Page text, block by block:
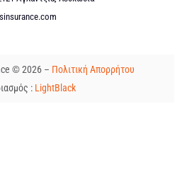
© 2026 – Πολιτική Απορρήτου
: LightBlack